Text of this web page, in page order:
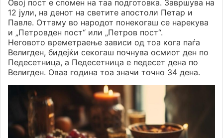
Овој пост е спомен на таа подготовка. Завршува на
12 јули, на денот на светите апостоли Петар и
Павле. Оттаму во народот понекогаш се нарекува
и „Петровден пост“ или „Петров пост“.
Неговото времетраење зависи од тоа кога паѓа
Велигден, бидејќи секогаш почнува осмиот ден по
Педесетница, а Педесетница е педесет дена по
Велигден. Оваа година тоа значи точно 34 дена.